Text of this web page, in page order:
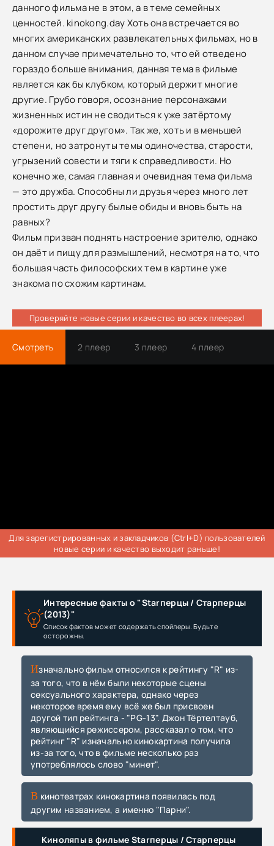
данного фильма не в этом, а в теме семейных
ценностей. kinokong.day Хоть она встречается во
многих американских развлекательных фильмах, но в
данном случае примечательно то, что ей отведено
гораздо больше внимания, данная тема в фильме
является как бы клубком, который держит многие
другие. Грубо говоря, осознание персонажами
жизненных истин не сводиться к уже затёртому
«дорожите друг другом». Так же, хоть и в меньшей
степени, но затронуты темы одиночества, старости,
угрызений совести и тяги к справедливости. Но
конечно же, самая главная и очевидная тема фильма
— это дружба. Способны ли друзья через много лет
простить друг другу былые обиды и вновь быть на
равных?
Фильм призван поднять настроение зрителю, однако
он даёт и пищу для размышлений, несмотря на то, что
большая часть философских тем в картине уже
знакома по схожим картинам.
Проверяйте новые серии и качество во всех плеерах!
Смотреть 2 плеер 3 плеер 4 плеер
Для зарегистрированных и закладчиков (Ctrl+D) пользователей
новые серии и качество выходит раньше!
Интересные факты о "Starперцы / Старперцы
(2013)"
Список фактов может содержать спойлеры. Будьте
осторожны.
Изначально фильм относился к рейтингу "R" из-
за того, что в нём были некоторые сцены
сексуального характера, однако через
некоторое время ему всё же был присвоен
другой тип рейтинга - "PG-13". Джон Тёртелтауб,
являющийся режиссером, рассказал о том, что
рейтинг "R" изначально кинокартина получила
из-за того, что в фильме несколько раз
употреблялось слово "минет".
В кинотеатрах кинокартина появилась под
другим названием, а именно "Парни".
Киноляпы в фильме Starперцы / Старперцы